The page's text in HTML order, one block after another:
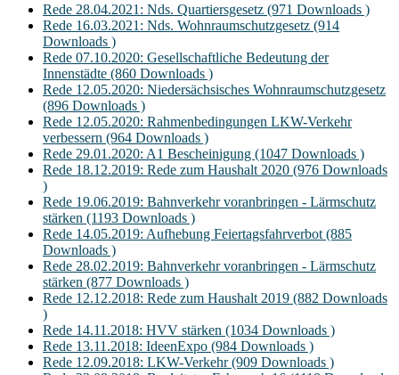
Rede 28.04.2021: Nds. Quartiersgesetz (971 Downloads )
Rede 16.03.2021: Nds. Wohnraumschutzgesetz (914
Downloads )
Rede 07.10.2020: Gesellschaftliche Bedeutung der
Innenstädte (860 Downloads )
Rede 12.05.2020: Niedersächsisches Wohnraumschutzgesetz
(896 Downloads )
Rede 12.05.2020: Rahmenbedingungen LKW-Verkehr
verbessern (964 Downloads )
Rede 29.01.2020: A1 Bescheinigung (1047 Downloads )
Rede 18.12.2019: Rede zum Haushalt 2020 (976 Downloads
)
Rede 19.06.2019: Bahnverkehr voranbringen - Lärmschutz
stärken (1193 Downloads )
Rede 14.05.2019: Aufhebung Feiertagsfahrverbot (885
Downloads )
Rede 28.02.2019: Bahnverkehr voranbringen - Lärmschutz
stärken (877 Downloads )
Rede 12.12.2018: Rede zum Haushalt 2019 (882 Downloads
)
Rede 14.11.2018: HVV stärken (1034 Downloads )
Rede 13.11.2018: IdeenExpo (984 Downloads )
Rede 12.09.2018: LKW-Verkehr (909 Downloads )